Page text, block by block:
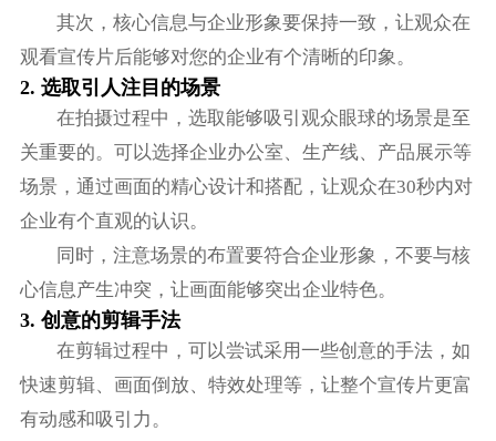
其次，核心信息与企业形象要保持一致，让观众在
观看宣传片后能够对您的企业有个清晰的印象。
2. 选取引人注目的场景
在拍摄过程中，选取能够吸引观众眼球的场景是至
关重要的。可以选择企业办公室、生产线、产品展示等
场景，通过画面的精心设计和搭配，让观众在30秒内对
企业有个直观的认识。
同时，注意场景的布置要符合企业形象，不要与核
心信息产生冲突，让画面能够突出企业特色。
3. 创意的剪辑手法
在剪辑过程中，可以尝试采用一些创意的手法，如
快速剪辑、画面倒放、特效处理等，让整个宣传片更富
有动感和吸引力。